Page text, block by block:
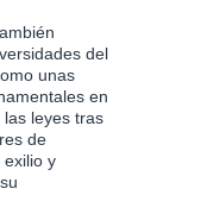
del
unas
en
leyes tras
de
exilio y